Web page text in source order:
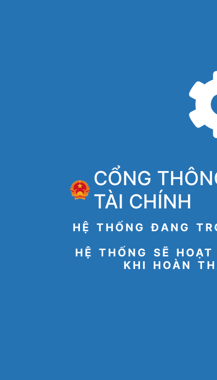
CỔNG
TÀI CHÍNH
HỆ THỐNG ĐANG
HỆ THỐNG SẼ
KHI HOÀN